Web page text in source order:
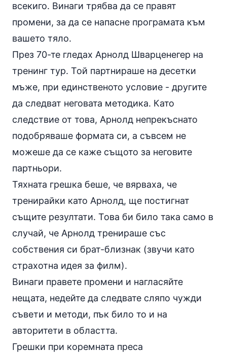
всекиго. Винаги трябва да се правят
промени, за да се напасне програмата към
вашето тяло.
През 70-те гледах Арнолд Шварценегер на
тренинг тур. Той партнираше на десетки
мъже, при единственото условие - другите
да следват неговата методика. Като
следствие от това, Арнолд непрекъснато
подобряваше формата си, а съвсем не
можеше да се каже същото за неговите
партньори.
Тяхната грешка беше, че вярваха, че
тренирайки като Арнолд, ще постигнат
същите резултати. Това би било така само в
случай, че Арнолд тренираше със
собствения си брат-близнак (звучи като
страхотна идея за филм).
Винаги правете промени и нагласяйте
нещата, недейте да следвате сляпо чужди
съвети и методи, пък било то и на
авторитети в областта.
Грешки при коремната преса